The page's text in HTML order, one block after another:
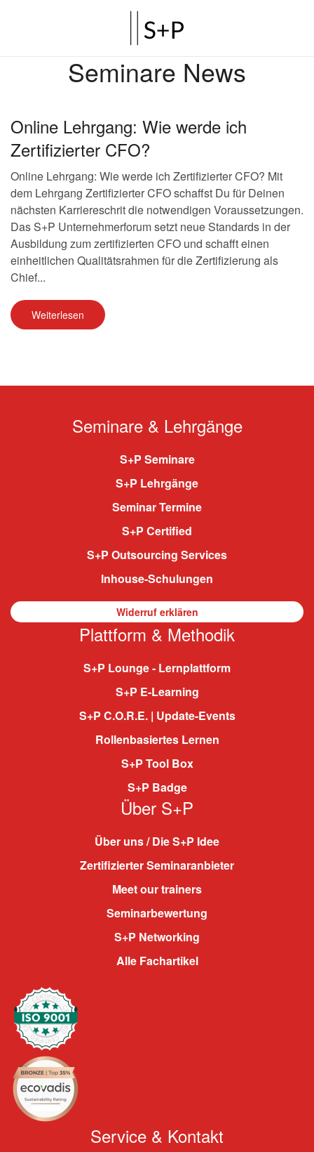
Seminare News
Online Lehrgang: Wie werde ich
Zertifizierter CFO?
Online Lehrgang: Wie werde ich Zertifizierter CFO? Mit
dem Lehrgang Zertifizierter CFO schaffst Du für Deinen
nächsten Karriereschrit die notwendigen Voraussetzungen.
Das S+P Unternehmerforum setzt neue Standards in der
Ausbildung zum zertifizierten CFO und schafft einen
einheitlichen Qualitätsrahmen für die Zertifizierung als
Chief...
Weiterlesen
Seminare & Lehrgänge
S+P Seminare
S+P Lehrgänge
Seminar Termine
S+P Certified
S+P Outsourcing Services
Inhouse-Schulungen
Widerruf erklären
Plattform & Methodik
S+P Lounge - Lernplattform
S+P E-Learning
S+P C.O.R.E. | Update-Events
Rollenbasiertes Lernen
S+P Tool Box
S+P Badge
Über S+P
Über uns / Die S+P Idee
Zertifizierter Seminaranbieter
Meet our trainers
Seminarbewertung
S+P Networking
Alle Fachartikel
Service & Kontakt